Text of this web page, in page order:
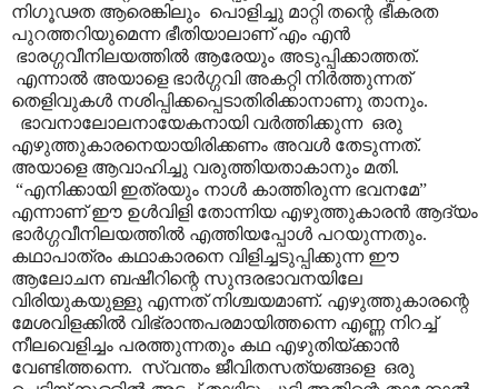
നിഗൂഢത ആരെങ്കിലും പൊളിച്ചു മാറ്റി തന്റെ ഭീകരത
പുറത്തറിയുമെന്ന ഭീതിയാലാണ് എം എൻ
ഭാരഗ്ഗവീനിലയത്തിൽ ആരേയും അടുപ്പിക്കാത്തത്.
എന്നാൽ അയാളെ ഭാർഗ്ഗവി അകറ്റി നിർത്തുന്നത്
തെളിവുകൾ നശിപ്പിക്കപ്പെടാതിരിക്കാനാണു താനും.
ഭാവനാലോലനായേകനായി വർത്തിക്കുന്ന ഒരു
എഴുത്തുകാരനെയായിരിക്കണം അവൾ തേടുന്നത്.
അയാളെ ആവാഹിച്ചു വരുത്തിയതാകാനും മതി.
“എനിക്കായി ഇത്രയും നാൾ കാത്തിരുന്ന ഭവനമേ”
എന്നാണ് ഈ ഉൾവിളി തോന്നിയ എഴുത്തുകാരൻ ആദ്യം
ഭാർഗ്ഗവീനിലയത്തിൽ എത്തിയപ്പോൾ പറയുന്നതും.
കഥാപാത്രം കഥാകാരനെ വിളിച്ചടുപ്പിക്കുന്ന ഈ
ആലോചന ബഷീറിന്റെ സുന്ദരഭാവനയിലേ
വിരിയുകയുള്ളു എന്നത് നിശ്ചയമാണ്. എഴുത്തുകാരന്റെ
മേശവിളക്കിൽ വിഭ്രാന്തപരമായിത്തന്നെ എണ്ണ നിറച്ച്
നീലവെളിച്ചം പരത്തുന്നതും കഥ എഴുതിയ്ക്കാൻ
വേണ്ടിത്തന്നെ. സ്വന്തം ജീവിതസത്യങ്ങളെ ഒരു